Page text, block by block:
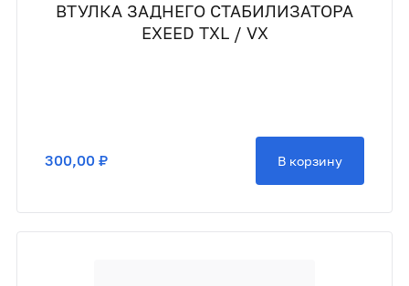
ВТУЛКА ЗАДНЕГО СТАБИЛИЗАТОРА
EXEED TXL / VX
300,00 ₽ В корзину